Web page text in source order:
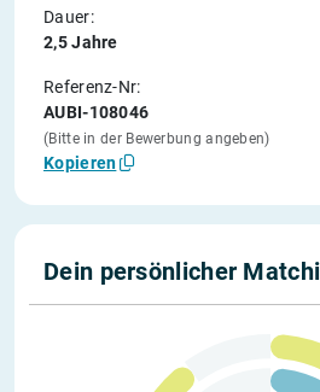
Dauer:
2,5 Jahre
Referenz-Nr:
AUBI-108046
(Bitte in der Bewerbung angeben)
Kopieren
Dein persönlicher